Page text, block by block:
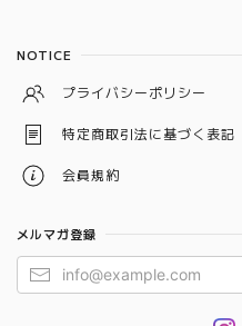
NOTICE
プライバシーポリシー
特定商取引法に基づく表記
会員規約
メルマガ登録